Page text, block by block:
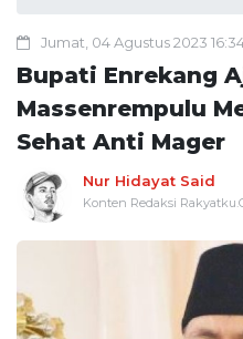
Jumat, 04 Agustus 2023
Bupati Enrekang
Massenrempulu
Sehat Anti Mager
Nur Hidayat Said
Konten Redaksi